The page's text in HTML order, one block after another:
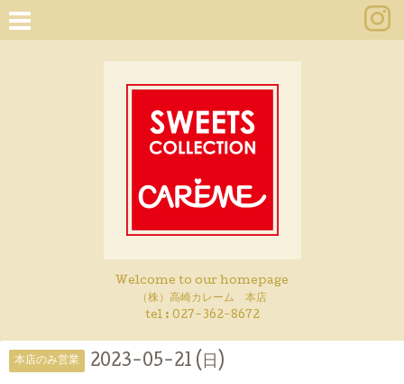
Welcome to our homepage
（株）高崎カレーム 本店
tel : 027-362-8672
本店のみ営業 2023-05-21 (日)